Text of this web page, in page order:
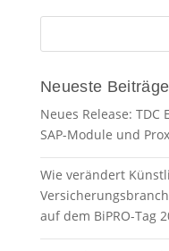
Neueste Beiträge
Neues Release:
SAP-Module und
Wie verändert
auf dem BiPRO-Tag